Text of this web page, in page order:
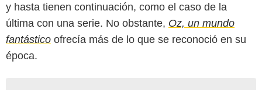
y hasta tienen continuación, como el caso de la
última con una serie. No obstante, Oz, un mundo
fantástico ofrecía más de lo que se reconoció en su
época.